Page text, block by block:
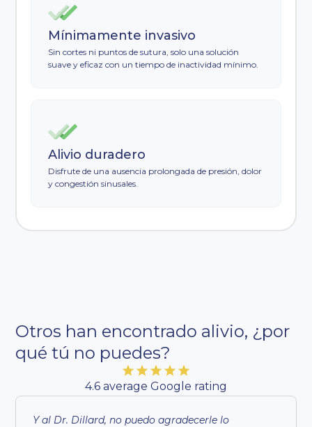
Mínimamente invasivo
Sin cortes ni puntos de sutura, solo una solución
suave y eficaz con un tiempo de inactividad mínimo.
Alivio duradero
Disfrute de una ausencia prolongada de presión, dolor
y congestión sinusales.
Otros han encontrado alivio, ¿por
qué tú no puedes?
4.6 average Google rating
Y al Dr. Dillard, no puedo agradecerle lo